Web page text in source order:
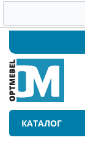
КАТАЛОГ